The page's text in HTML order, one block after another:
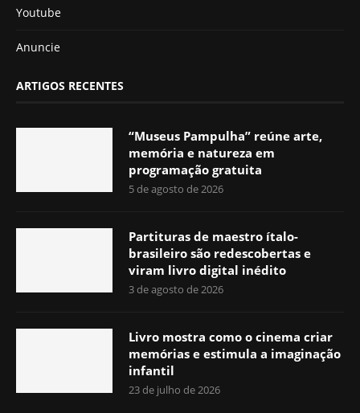
Youtube
Anuncie
ARTIGOS RECENTES
“Museus Pampulha” reúne arte,
memória e natureza em
programação gratuita
5 de agosto de 2026
Partituras de maestro ítalo-
brasileiro são redescobertas e
viram livro digital inédito
3 de agosto de 2026
Livro mostra como o cinema criar
memórias e estimula a imaginação
infantil
23 de julho de 2026